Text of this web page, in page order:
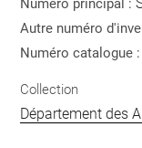
Numéro principal :
Autre numéro
Numéro catalogue :
Collection
Département des